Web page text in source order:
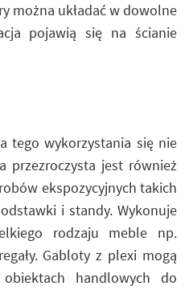
można układać w dowolne
pojawią się na ścianie
tego wykorzystania się nie
przezroczysta jest również
ekspozycyjnych takich
i standy. Wykonuje
rodzaju meble np.
Gabloty z plexi mogą
handlowych do